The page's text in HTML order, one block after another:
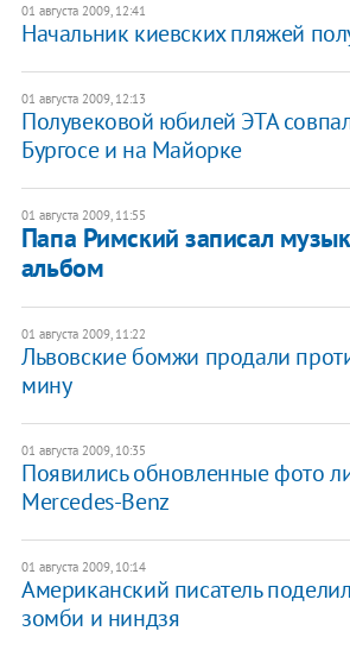
01 августа 2009, 12:41
Начальник киевских пляжей
01 августа 2009, 12:13
Полувековой юбилей ЭТА
Бургосе и на Майорке
01 августа 2009, 11:55
Папа Римский записал
альбом
01 августа 2009, 11:22
Львовские бомжи продали
мину
01 августа 2009, 10:35
Появились обновленные фото
Mercedes-Benz
01 августа 2009, 10:14
Американский писатель
зомби и ниндзя